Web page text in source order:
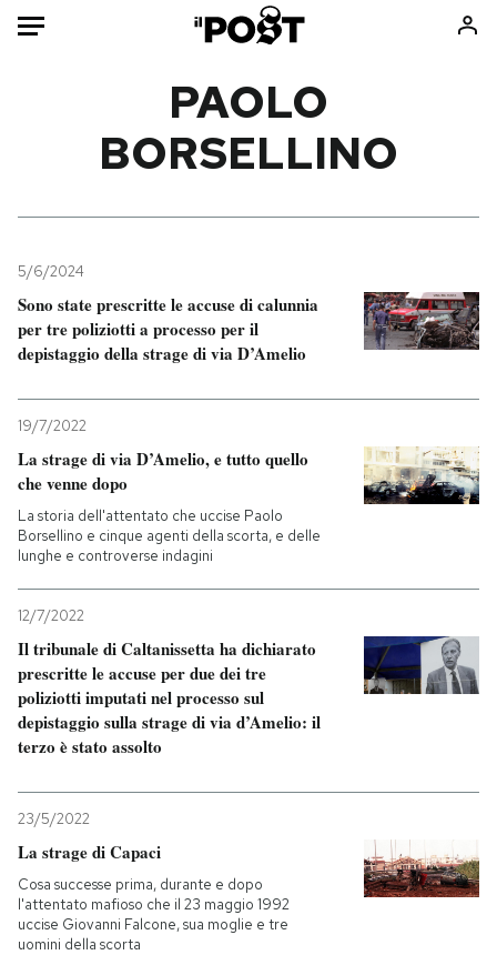
Mondo
Tecnologia
Internet
Scienza
Libri
Ok Boomer!
Media
Mondiali calcio 2026
PODCAST
NEWSLETTER
I MIEI PREFERITI
CALENDARIO
AREA PERSONALE
PAOLO
BORSELLINO
5/6/2024
Sono state prescritte le accuse di calunnia
per tre poliziotti a processo per il
depistaggio della strage di via D’Amelio
19/7/2022
La strage di via D’Amelio, e tutto quello
che venne dopo
La storia dell'attentato che uccise Paolo
Borsellino e cinque agenti della scorta, e delle
lunghe e controverse indagini
12/7/2022
Il tribunale di Caltanissetta ha dichiarato
prescritte le accuse per due dei tre
poliziotti imputati nel processo sul
depistaggio sulla strage di via d’Amelio: il
terzo è stato assolto
23/5/2022
La strage di Capaci
Cosa successe prima, durante e dopo
l'attentato mafioso che il 23 maggio 1992
uccise Giovanni Falcone, sua moglie e tre
uomini della scorta